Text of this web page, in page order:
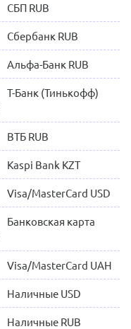
СБП RUB
Сбербанк RUB
Альфа-Банк RUB
Т-Банк (Тинькофф)
ВТБ RUB
Kaspi Bank KZT
Visa/MasterCard USD
Банковская карта
Visa/MasterCard UAH
Наличные USD
Наличные RUB